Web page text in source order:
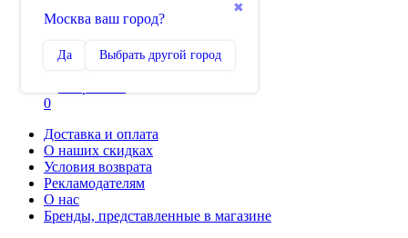
✖
Москва ваш город?
Да Выбрать другой город
Сравнение
0
Доставка и оплата
О наших скидках
Условия возврата
Рекламодателям
О нас
Бренды, представленные в магазине